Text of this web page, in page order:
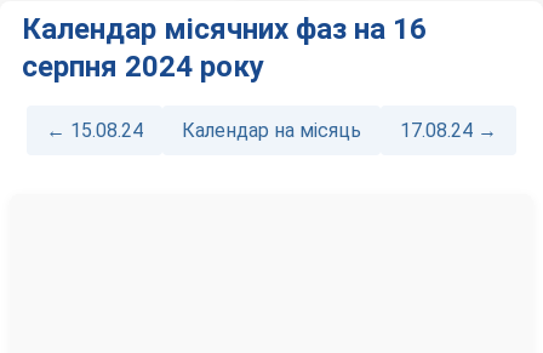
Календар місячних фаз на 16
серпня 2024 року
← 15.08.24 Календар на місяць 17.08.24 →